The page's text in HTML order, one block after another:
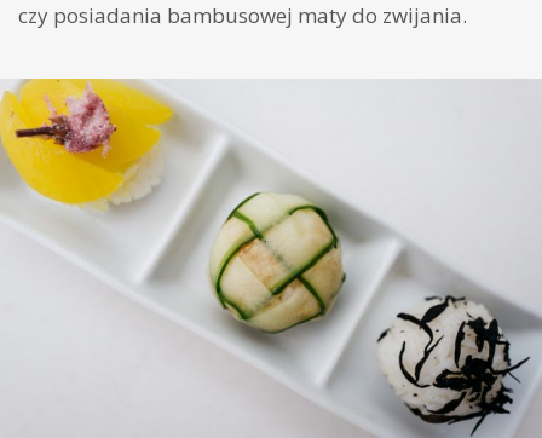
czy posiadania bambusowej maty do zwijania.